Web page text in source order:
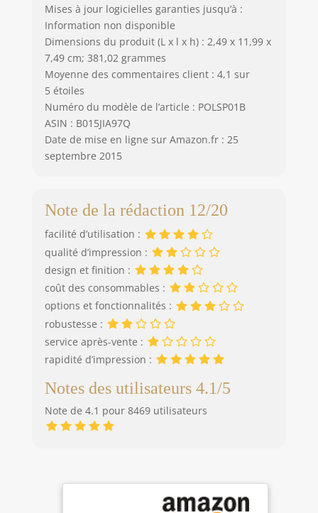
Mises à jour logicielles garanties jusqu’à :
Information non disponible
Dimensions du produit (L x l x h) : 2,49 x 11,99 x
7,49 cm; 381,02 grammes
Moyenne des commentaires client : 4,1 sur
5 étoiles
Numéro du modèle de l’article : POLSP01B
ASIN : B015JIA97Q
Date de mise en ligne sur Amazon.fr : 25
septembre 2015
Note de la rédaction 12/20
facilité d’utilisation :
qualité d’impression :
design et finition :
coût des consommables :
options et fonctionnalités :
robustesse :
service après-vente :
rapidité d’impression :
Notes des utilisateurs 4.1/5
Note de 4.1 pour 8469 utilisateurs